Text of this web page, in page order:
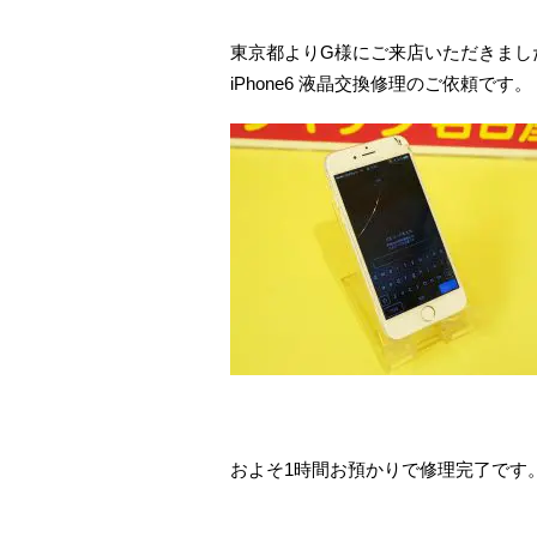
東京都よりG様にご来店いただきまし
iPhone6 液晶交換修理のご依頼です。
およそ1時間お預かりで修理完了です